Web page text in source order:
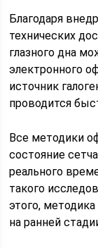
Благодаря
технических
глазного дна
электронного
источник
проводится
Все методики
состояние
реального
такого
этого,
на ранней